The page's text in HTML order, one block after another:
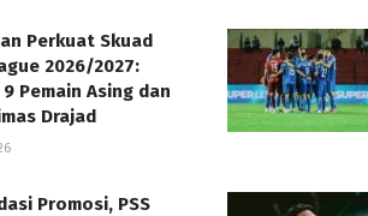
Perkuat Skuad
2026/2027:
Pemain Asing dan
Drajad
Promosi, PSS